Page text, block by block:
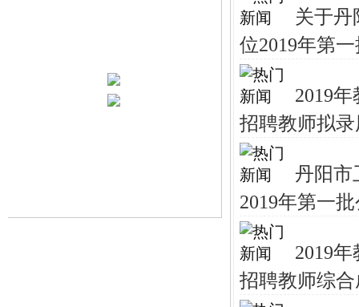
关于丹
位2019年第
2019
招聘教师拟
丹阳市
2019年第一
2019
招聘教师综